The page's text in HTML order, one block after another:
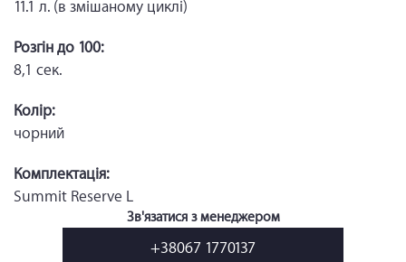
11.1 л. (в змішаному циклі)
Розгін до 100:
8,1 сек.
Колір:
чорний
Комплектація:
Summit Reserve L
Зв'язатися з менеджером
+38067 1770137